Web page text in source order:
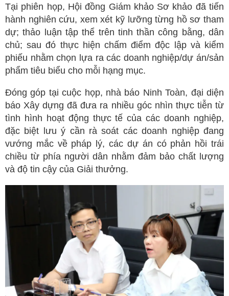
Tại phiên họp, Hội đồng Giám khảo Sơ khảo đã tiến
hành nghiên cứu, xem xét kỹ lưỡng từng hồ sơ tham
dự; thảo luận tập thể trên tinh thần công bằng, dân
chủ; sau đó thực hiện chấm điểm độc lập và kiểm
phiếu nhằm chọn lựa ra các doanh nghiệp/dự án/sản
phẩm tiêu biểu cho mỗi hạng mục.
Đóng góp tại cuộc họp, nhà báo Ninh Toàn, đại diện
báo Xây dựng đã đưa ra nhiều góc nhìn thực tiễn từ
tình hình hoạt động thực tế của các doanh nghiệp,
đặc biệt lưu ý cần rà soát các doanh nghiệp đang
vướng mắc về pháp lý, các dự án có phản hồi trái
chiều từ phía người dân nhằm đảm bảo chất lượng
và độ tin cậy của Giải thưởng.